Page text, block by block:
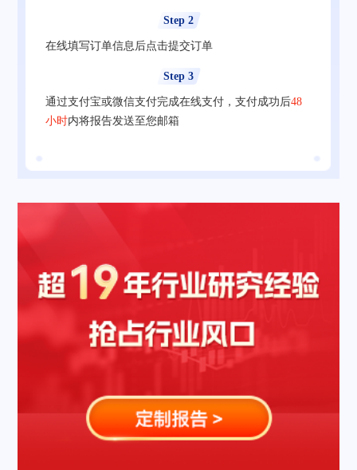
Step 2
在线填写订单信息后点击提交订单
Step 3
通过支付宝或微信支付完成在线支付，支付成功后48
小时内将报告发送至您邮箱